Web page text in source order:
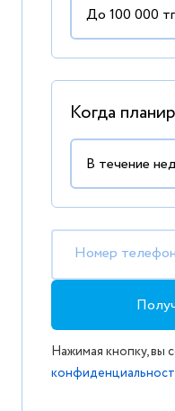
Когда
Номер
Нажимая кнопку, вы